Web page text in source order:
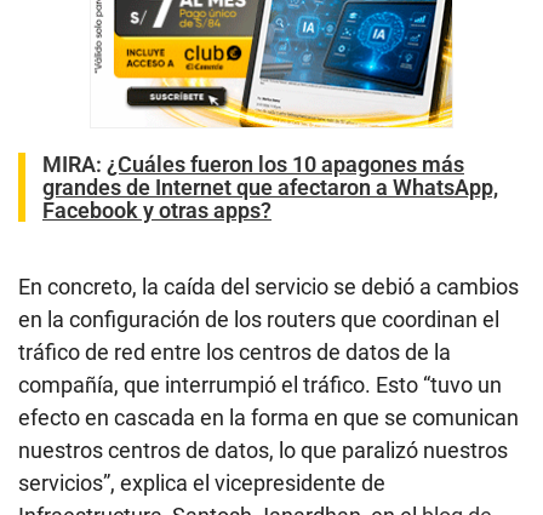
MIRA: ¿Cuáles fueron los 10 apagones más
grandes de Internet que afectaron a WhatsApp,
Facebook y otras apps?
En concreto, la caída del servicio se debió a cambios
en la configuración de los routers que coordinan el
tráfico de red entre los centros de datos de la
compañía, que interrumpió el tráfico. Esto “tuvo un
efecto en cascada en la forma en que se comunican
nuestros centros de datos, lo que paralizó nuestros
servicios”, explica el vicepresidente de